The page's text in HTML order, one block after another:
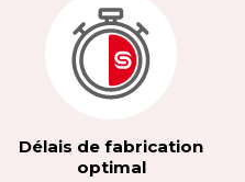
Délais de fabrication
optimal